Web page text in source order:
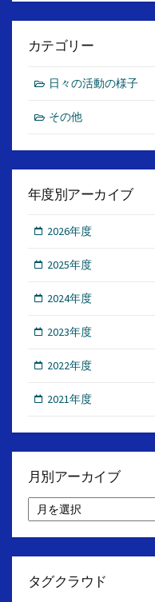
カテゴリー
日々の活動の様子
その他
年度別アーカイブ
2026年度
2025年度
2024年度
2023年度
2022年度
2021年度
月別アーカイブ
別
ア
イ
タグクラウド